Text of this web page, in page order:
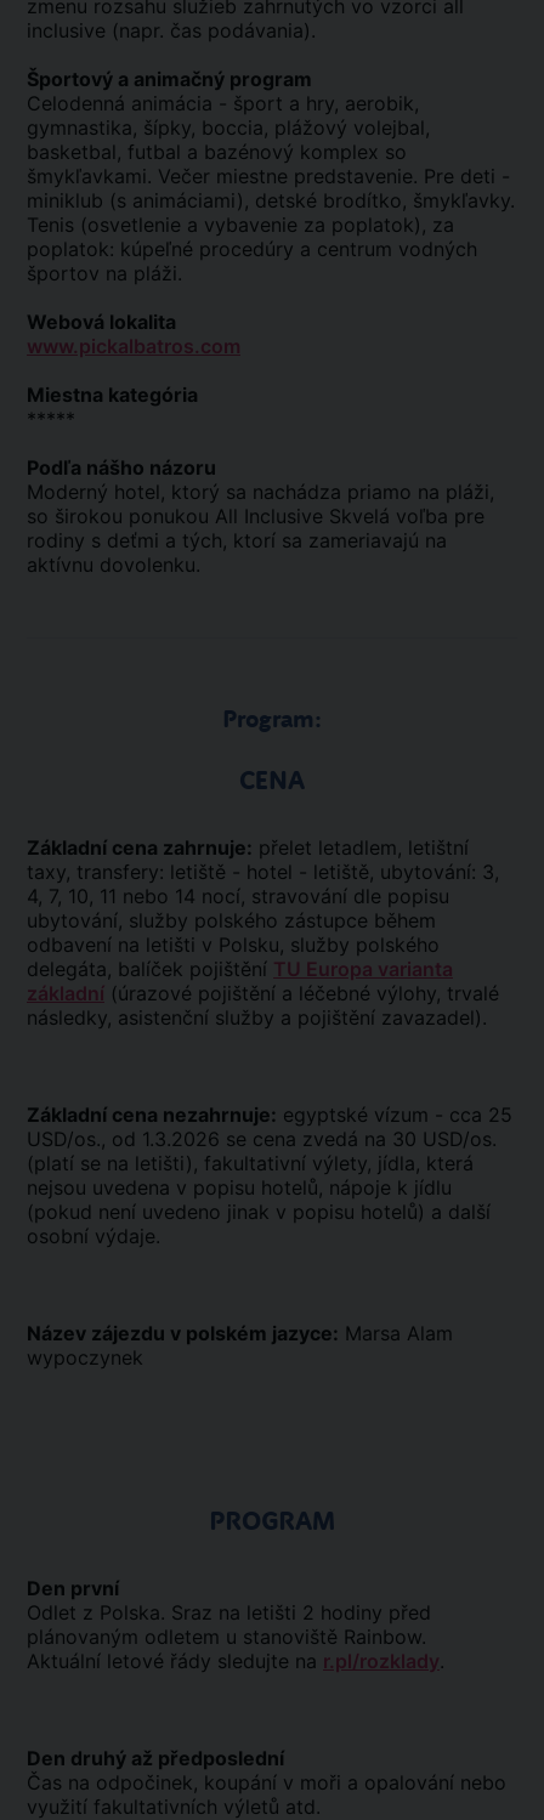
zmenu rozsahu služieb zahrnutých vo vzorci all
inclusive (napr. čas podávania).
Športový a animačný program
Celodenná animácia - šport a hry, aerobik,
gymnastika, šípky, boccia, plážový volejbal,
basketbal, futbal a bazénový komplex so
šmykľavkami. Večer miestne predstavenie. Pre deti -
miniklub (s animáciami), detské brodítko, šmykľavky.
Tenis (osvetlenie a vybavenie za poplatok), za
poplatok: kúpeľné procedúry a centrum vodných
športov na pláži.
Webová lokalita
www.pickalbatros.com
Miestna kategória
*****
Podľa nášho názoru
Moderný hotel, ktorý sa nachádza priamo na pláži,
so širokou ponukou All Inclusive Skvelá voľba pre
rodiny s deťmi a tých, ktorí sa zameriavajú na
aktívnu dovolenku.
Program:
CENA
Základní cena zahrnuje: přelet letadlem, letištní
taxy, transfery: letiště - hotel - letiště, ubytování: 3,
4, 7, 10, 11 nebo 14 nocí, stravování dle popisu
ubytování, služby polského zástupce během
odbavení na letišti v Polsku, služby polského
delegáta, balíček pojištění TU Europa varianta
základní (úrazové pojištění a léčebné výlohy, trvalé
následky, asistenční služby a pojištění zavazadel).
Základní cena nezahrnuje: egyptské vízum - cca 25
USD/os., od 1.3.2026 se cena zvedá na 30 USD/os.
(platí se na letišti), fakultativní výlety, jídla, která
nejsou uvedena v popisu hotelů, nápoje k jídlu
(pokud není uvedeno jinak v popisu hotelů) a další
osobní výdaje.
Název zájezdu v polském jazyce: Marsa Alam
wypoczynek
PROGRAM
Den první
Odlet z Polska. Sraz na letišti 2 hodiny před
plánovaným odletem u stanoviště Rainbow.
Aktuální letové řády sledujte na r.pl/rozklady.
Den druhý až předposlední
Čas na odpočinek, koupání v moři a opalování nebo
využití fakultativních výletů atd.